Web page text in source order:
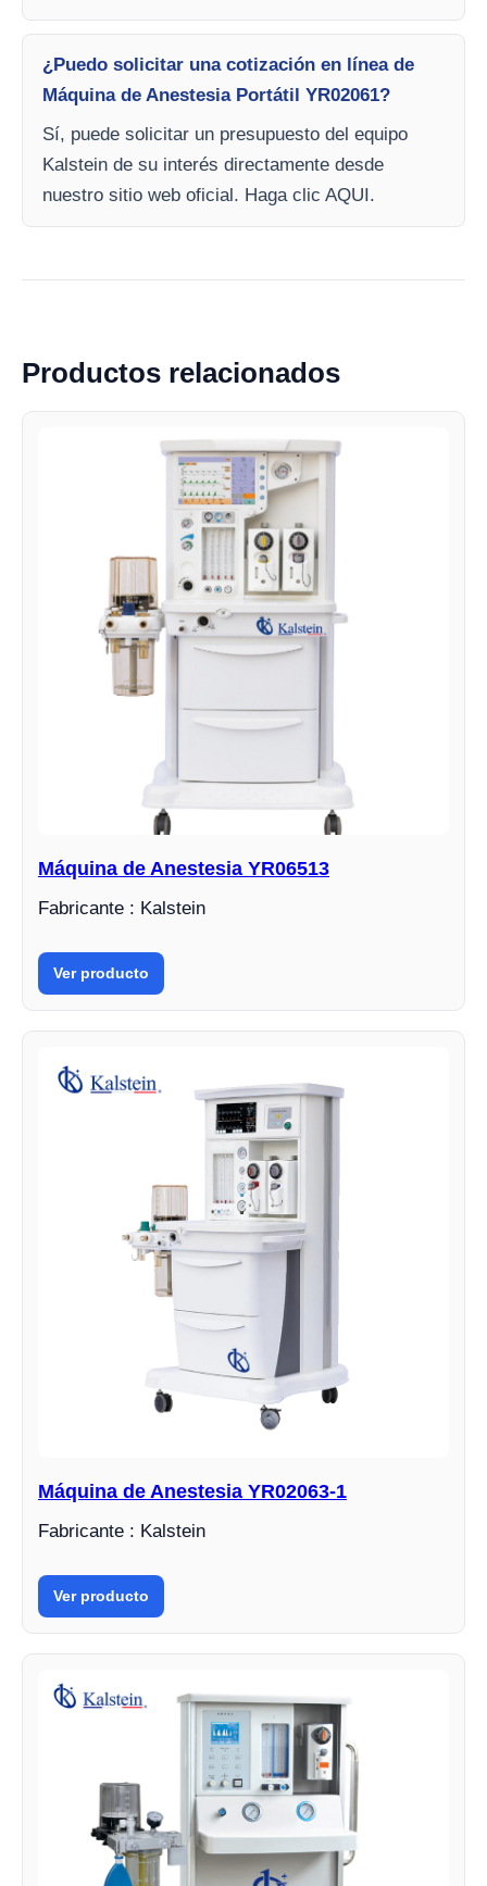
¿Puedo solicitar una cotización en línea de
Máquina de Anestesia Portátil YR02061?
Sí, puede solicitar un presupuesto del equipo
Kalstein de su interés directamente desde
nuestro sitio web oficial. Haga clic AQUI.
Productos relacionados
Máquina de Anestesia YR06513
Fabricante : Kalstein
Ver producto
Máquina de Anestesia YR02063-1
Fabricante : Kalstein
Ver producto